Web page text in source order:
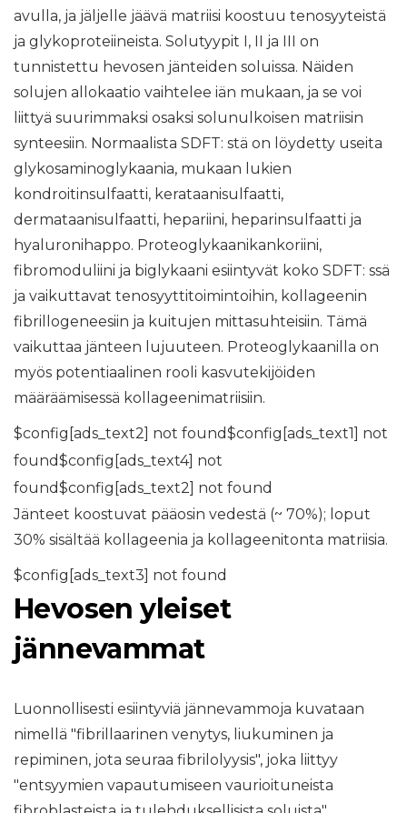
avulla, ja jäljelle jäävä matriisi koostuu tenosyyteistä
ja glykoproteiineista. Solutyypit I, II ja III on
tunnistettu hevosen jänteiden soluissa. Näiden
solujen allokaatio vaihtelee iän mukaan, ja se voi
liittyä suurimmaksi osaksi solunulkoisen matriisin
synteesiin. Normaalista SDFT: stä on löydetty useita
glykosaminoglykaania, mukaan lukien
kondroitinsulfaatti, kerataanisulfaatti,
dermataanisulfaatti, hepariini, heparinsulfaatti ja
hyaluronihappo. Proteoglykaanikankoriini,
fibromoduliini ja biglykaani esiintyvät koko SDFT: ssä
ja vaikuttavat tenosyyttitoimintoihin, kollageenin
fibrillogeneesiin ja kuitujen mittasuhteisiin. Tämä
vaikuttaa jänteen lujuuteen. Proteoglykaanilla on
myös potentiaalinen rooli kasvutekijöiden
määräämisessä kollageenimatriisiin.
$config[ads_text2] not found$config[ads_text1] not
found$config[ads_text4] not
found$config[ads_text2] not found
Jänteet koostuvat pääosin vedestä (~ 70%); loput
30% sisältää kollageenia ja kollageenitonta matriisia.
$config[ads_text3] not found
Hevosen yleiset
jännevammat
Luonnollisesti esiintyviä jännevammoja kuvataan
nimellä "fibrillaarinen venytys, liukuminen ja
repiminen, jota seuraa fibrilolyysis", joka liittyy
"entsyymien vapautumiseen vaurioituneista